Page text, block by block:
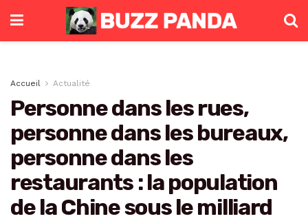
Accueil Actualité
Personne dans les rues,
personne dans les bureaux,
personne dans les
restaurants : la population
de la Chine sous le milliard